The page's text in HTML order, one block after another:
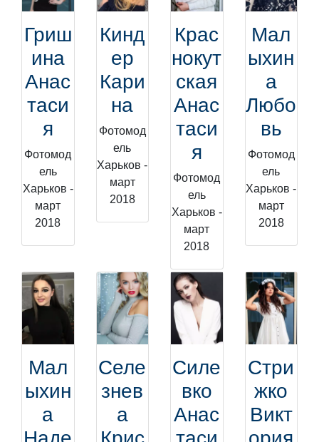
Гриш
ина
Анас
таси
я
Фотомод
ель
Харьков -
март
2018
Кинд
ер
Кари
на
Фотомод
ель
Харьков -
март
2018
Крас
нокут
ская
Анас
таси
я
Фотомод
ель
Харьков -
март
2018
Мал
ыхин
а
Любо
вь
Фотомод
ель
Харьков -
март
2018
Мал
ыхин
а
Селе
знев
а
Силе
вко
Анас
Стри
жко
Викт